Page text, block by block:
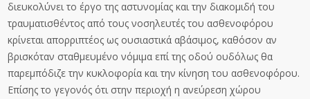
διευκολύνει το έργο της αστυνομίας και την διακομιδή του
τραυματισθέντος από τους νοσηλευτές του ασθενοφόρου
κρίνεται απορριπτέος ως ουσιαστικά αβάσιμος, καθόσον αν
βρισκόταν σταθμευμένο νόμιμα επί της οδού ουδόλως θα
παρεμπόδιζε την κυκλοφορία και την κίνηση του ασθενοφόρου.
Επίσης το γεγονός ότι στην περιοχή η ανεύρεση χώρου